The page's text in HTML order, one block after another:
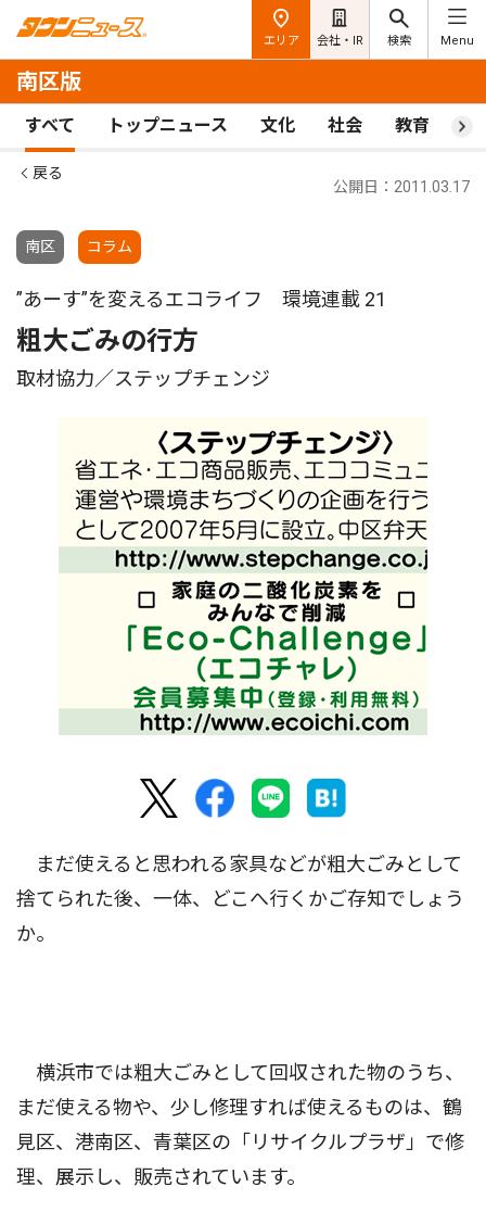
エリア 会社・IR 検索 Menu
南区版
すべて トップニュース 文化 社会 教育 ス
戻る
南区 コラム
公開日：2011.03.17
”あーす”を変えるエコライフ 環境連載 21
粗大ごみの行方
取材協力／ステップチェンジ
まだ使えると思われる家具などが粗大ごみとして
捨てられた後、一体、どこへ行くかご存知でしょう
か。
横浜市では粗大ごみとして回収された物のうち、
まだ使える物や、少し修理すれば使えるものは、鶴
見区、港南区、青葉区の「リサイクルプラザ」で修
理、展示し、販売されています。